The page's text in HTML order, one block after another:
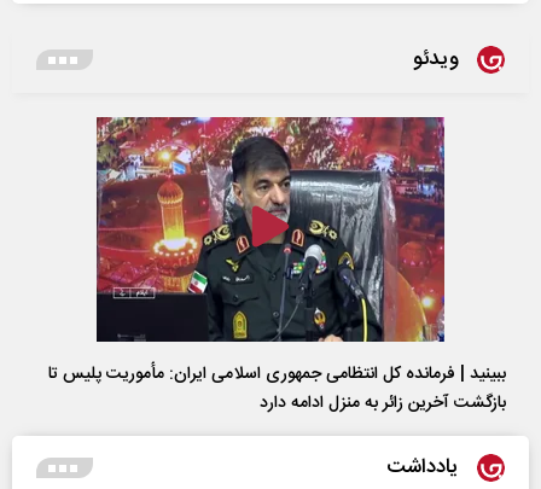
ویدئو
ببینید | فرمانده کل انتظامی جمهوری اسلامی ایران­: مأموریت پلیس تا
بازگشت آخرین زائر به منزل ادامه دارد
یادداشت